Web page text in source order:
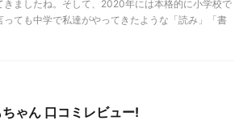
ましたね。そして、2020年には本格的に小学校で
ても中学で私達がやってきたような「読み」「書
ゃん 口コミレビュー!